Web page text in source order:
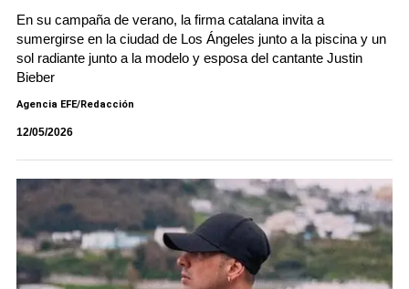
En su campaña de verano, la firma catalana invita a
sumergirse en la ciudad de Los Ángeles junto a la piscina y un
sol radiante junto a la modelo y esposa del cantante Justin
Bieber
Agencia EFE/Redacción
12/05/2026